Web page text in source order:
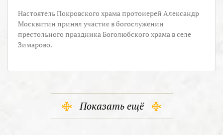
Настоятель Покровского храма протоиерей Александр
Москвитин принял участие в богослужении
престольного праздника Боголюбского храма в селе
Зимарово.
Показать ещё